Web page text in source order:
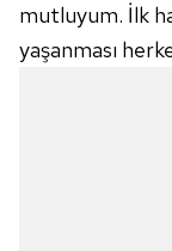
mutluyum. İlk
yaşanması